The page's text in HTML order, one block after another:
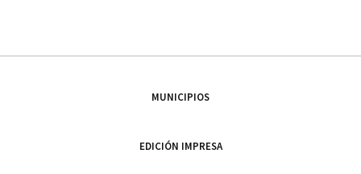
MUNICIPIOS
EDICIÓN IMPRESA